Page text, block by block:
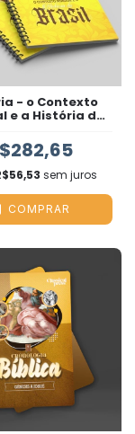
- o Contexto
e a História do
sem juros
COMPRAR